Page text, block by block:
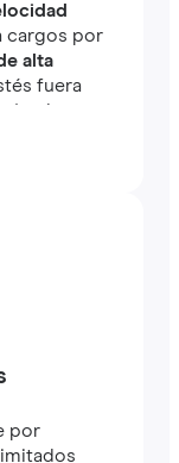
cargos por
alta
fuera
por